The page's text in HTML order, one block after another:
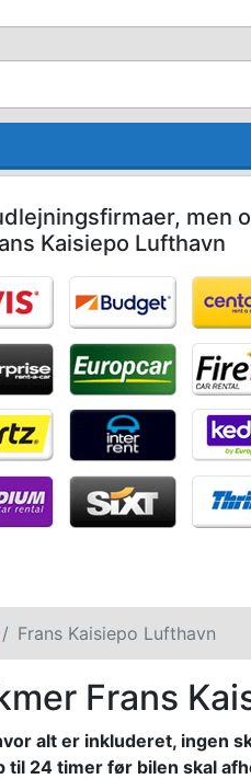
men
Kaisiepo Lufthavn
Frans Kaisiepo Lufthavn
Frans
alt er inkluderet, ingen
24 timer før bilen skal